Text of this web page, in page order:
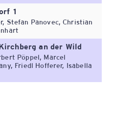
1
Stefan Panovec, Christian
an der Wild
Pöppel, Marcel
Friedl Hofferer, Isabella